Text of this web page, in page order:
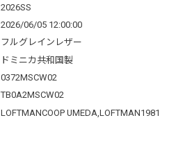
2026SS
2026/06/05 12:00:00
フルグレインレザー
ドミニカ共和国製
0372MSCW02
TB0A2MSCW02
LOFTMANCOOP UMEDA,LOFTMAN1981